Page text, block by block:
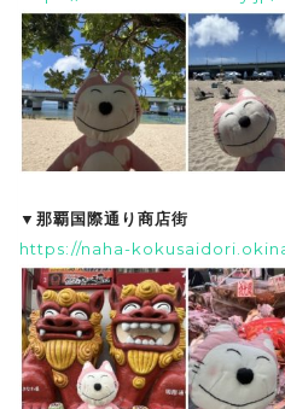
▼那覇国際通り商店街
https://naha-